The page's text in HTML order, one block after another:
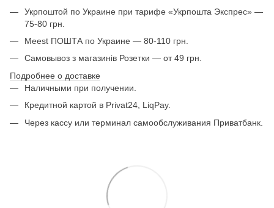
Укрпоштой по Украине при тарифе «Укрпошта Экспрес» —
75-80 грн.
Meest ПОШТА по Украине — 80-110 грн.
Самовывоз з магазинів Розетки — от 49 грн.
Подробнее о доставке
Наличными при получении.
Кредитной картой в Privat24, LiqPay.
Через кассу или терминал самообслуживания Приватбанк.